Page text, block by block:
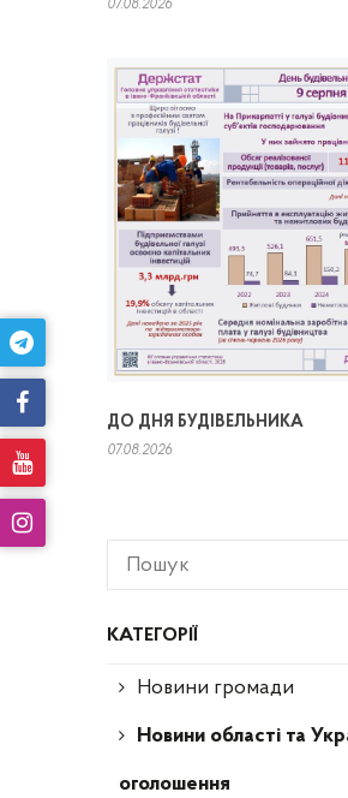
КАТЕГОРІЇ
Новини громади
Новини області та
оголошення
07.08.2026
ДО ДНЯ БУДІВЕЛЬНИКА
07.08.2026